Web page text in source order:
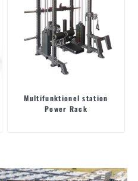
Multifunktionel station
Power Rack